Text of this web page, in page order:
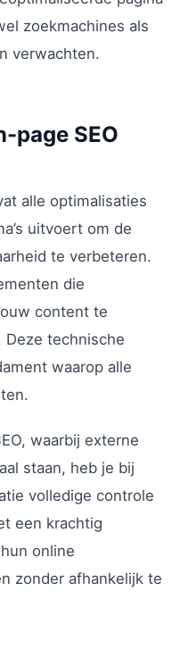
zoekmachines als
verwachten.
page SEO
alle optimalisaties
uitvoert om de
te verbeteren.
die
content te
Deze technische
waarop alle
waarbij externe
staan, heb je bij
volledige controle
een krachtig
online
zonder afhankelijk te